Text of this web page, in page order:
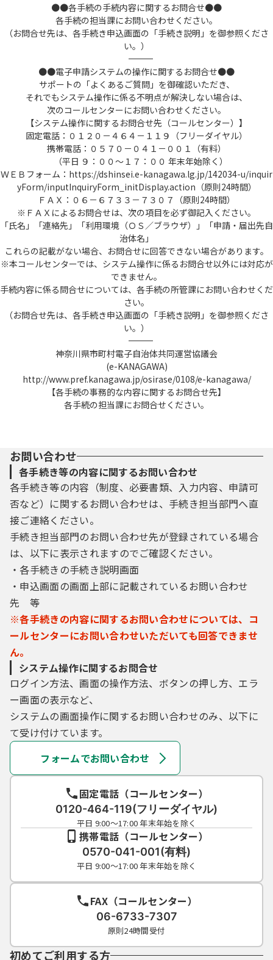
●●各手続の手続内容に関するお問合せ●●
各手続の担当課にお問い合わせください。
（お問合せ先は、各手続き申込画面の「手続き説明」を御参照くださ
い。）
――――――――――――――――――――――――――――――――――――――――――――――――――
●●電子申請システムの操作に関するお問合せ●●
サポートの「よくあるご質問」を御確認いただき、
それでもシステム操作に係る不明点が解決しない場合は、
次のコールセンターにお問い合わせください。
【システム操作に関するお問合せ先（コールセンター）】
固定電話：０１２０－４６４－１１９（フリーダイヤル）
携帯電話：０５７０－０４１－００１（有料）
（平日 ９：００～１７：００ 年末年始除く）
ＷＥＢフォーム：https://dshinsei.e-kanagawa.lg.jp/142034-u/inquir
yForm/inputInquiryForm_initDisplay.action（原則24時間）
ＦＡＸ：０６－６７３３－７３０７（原則24時間）
※ＦＡＸによるお問合せは、次の項目を必ず御記入ください。
「氏名」「連絡先」「利用環境（ＯＳ／ブラウザ）」「申請・届出先自
治体名」
これらの記載がない場合、お問合せに回答できない場合があります。
※本コールセンターでは、システム操作に係るお問合せ以外には対応が
できません。
手続内容に係る問合せについては、各手続の所管課にお問い合わせくだ
さい。
（お問合せ先は、各手続き申込画面の「手続き説明」を御参照くださ
い。）
――――――――――――――――――――――――――――――――――――――――――――――――――
神奈川県市町村電子自治体共同運営協議会
(e-KANAGAWA)
http://www.pref.kanagawa.jp/osirase/0108/e-kanagawa/
【各手続の事務的な内容に関するお問合せ先】
各手続の担当課にお問合せください。
お問い合わせ
各手続き等の内容に関するお問い合わせ
各手続き等の内容（制度、必要書類、入力内容、申請可
否など）に関するお問い合わせは、手続き担当部門へ直
接ご連絡ください。
手続き担当部門のお問い合わせ先が登録されている場合
は、以下に表示されますのでご確認ください。
・各手続きの手続き説明画面
・申込画面の画面上部に記載されているお問い合わせ
先 等
※各手続きの内容に関するお問い合わせについては、コ
ールセンターにお問い合わせいただいても回答できませ
ん。
システム操作に関するお問合せ
ログイン方法、画面の操作方法、ボタンの押し方、エラ
ー画面の表示など、
システムの画面操作に関するお問い合わせのみ、以下に
て受け付けています。
フォームでお問い合わせ
固定電話（コールセンター）
0120-464-119(フリーダイヤル)
平日 9:00～17:00 年末年始を除く
携帯電話（コールセンター）
0570-041-001(有料)
平日 9:00～17:00 年末年始を除く
FAX（コールセンター）
06-6733-7307
原則24時間受付
初めてご利用する方